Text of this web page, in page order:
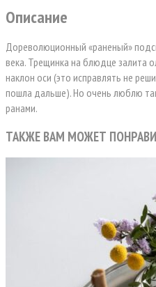
Описание
Дореволюционный «раненый»
века. Трещинка на блюдце залита
наклон оси (это исправлять не
пошла дальше). Но очень люблю
ранами.
ТАКЖЕ ВАМ МОЖЕТ